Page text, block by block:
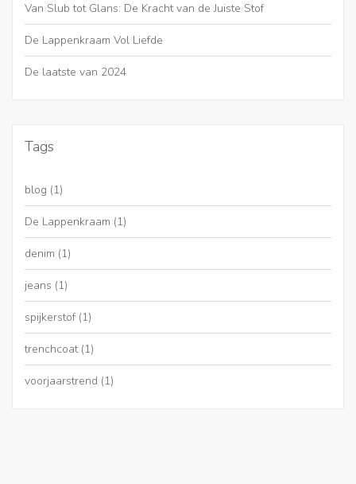
Van Slub tot Glans: De Kracht van de Juiste Stof
De Lappenkraam Vol Liefde
De laatste van 2024
Tags
blog (1)
De Lappenkraam (1)
denim (1)
jeans (1)
spijkerstof (1)
trenchcoat (1)
voorjaarstrend (1)